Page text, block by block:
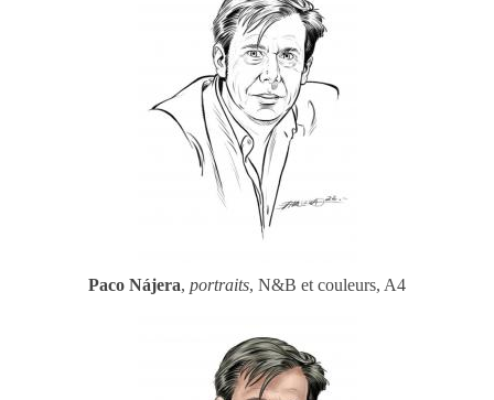
Paco Nájera, portraits, N&B et couleurs, A4